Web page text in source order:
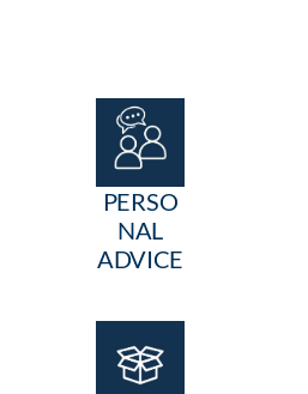
PERSO
NAL
ADVICE